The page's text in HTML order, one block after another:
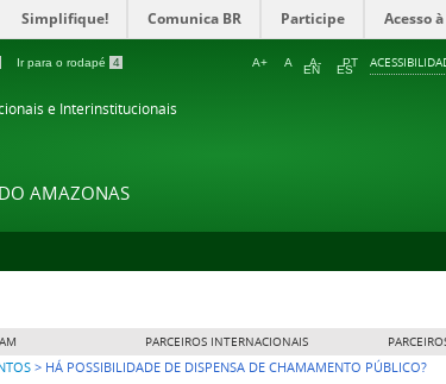
Simplifique! Comunica BR Participe Acesso
Ir para o rodapé 4 A+ A A- PT
EN ES
e Interinstitucionais
AMAZONAS
PARCEIROS INTERNACIONAIS
> HÁ POSSIBILIDADE DE DISPENSA DE CHAMAMENTO PÚBLICO?